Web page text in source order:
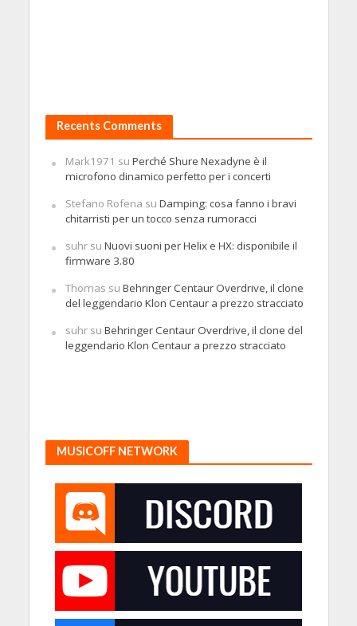
Recents Comments
Mark1971 su Perché Shure Nexadyne è il
microfono dinamico perfetto per i concerti
Stefano Rofena su Damping: cosa fanno i bravi
chitarristi per un tocco senza rumoracci
suhrsu Nuovi suoni per Helix e HX: disponibile il
firmware 3.80
Thomas su Behringer Centaur Overdrive, il clone
del leggendario Klon Centaur a prezzo stracciato
suhrsu Behringer Centaur Overdrive, il clone del
leggendario Klon Centaur a prezzo stracciato
MUSICOFF NETWORK